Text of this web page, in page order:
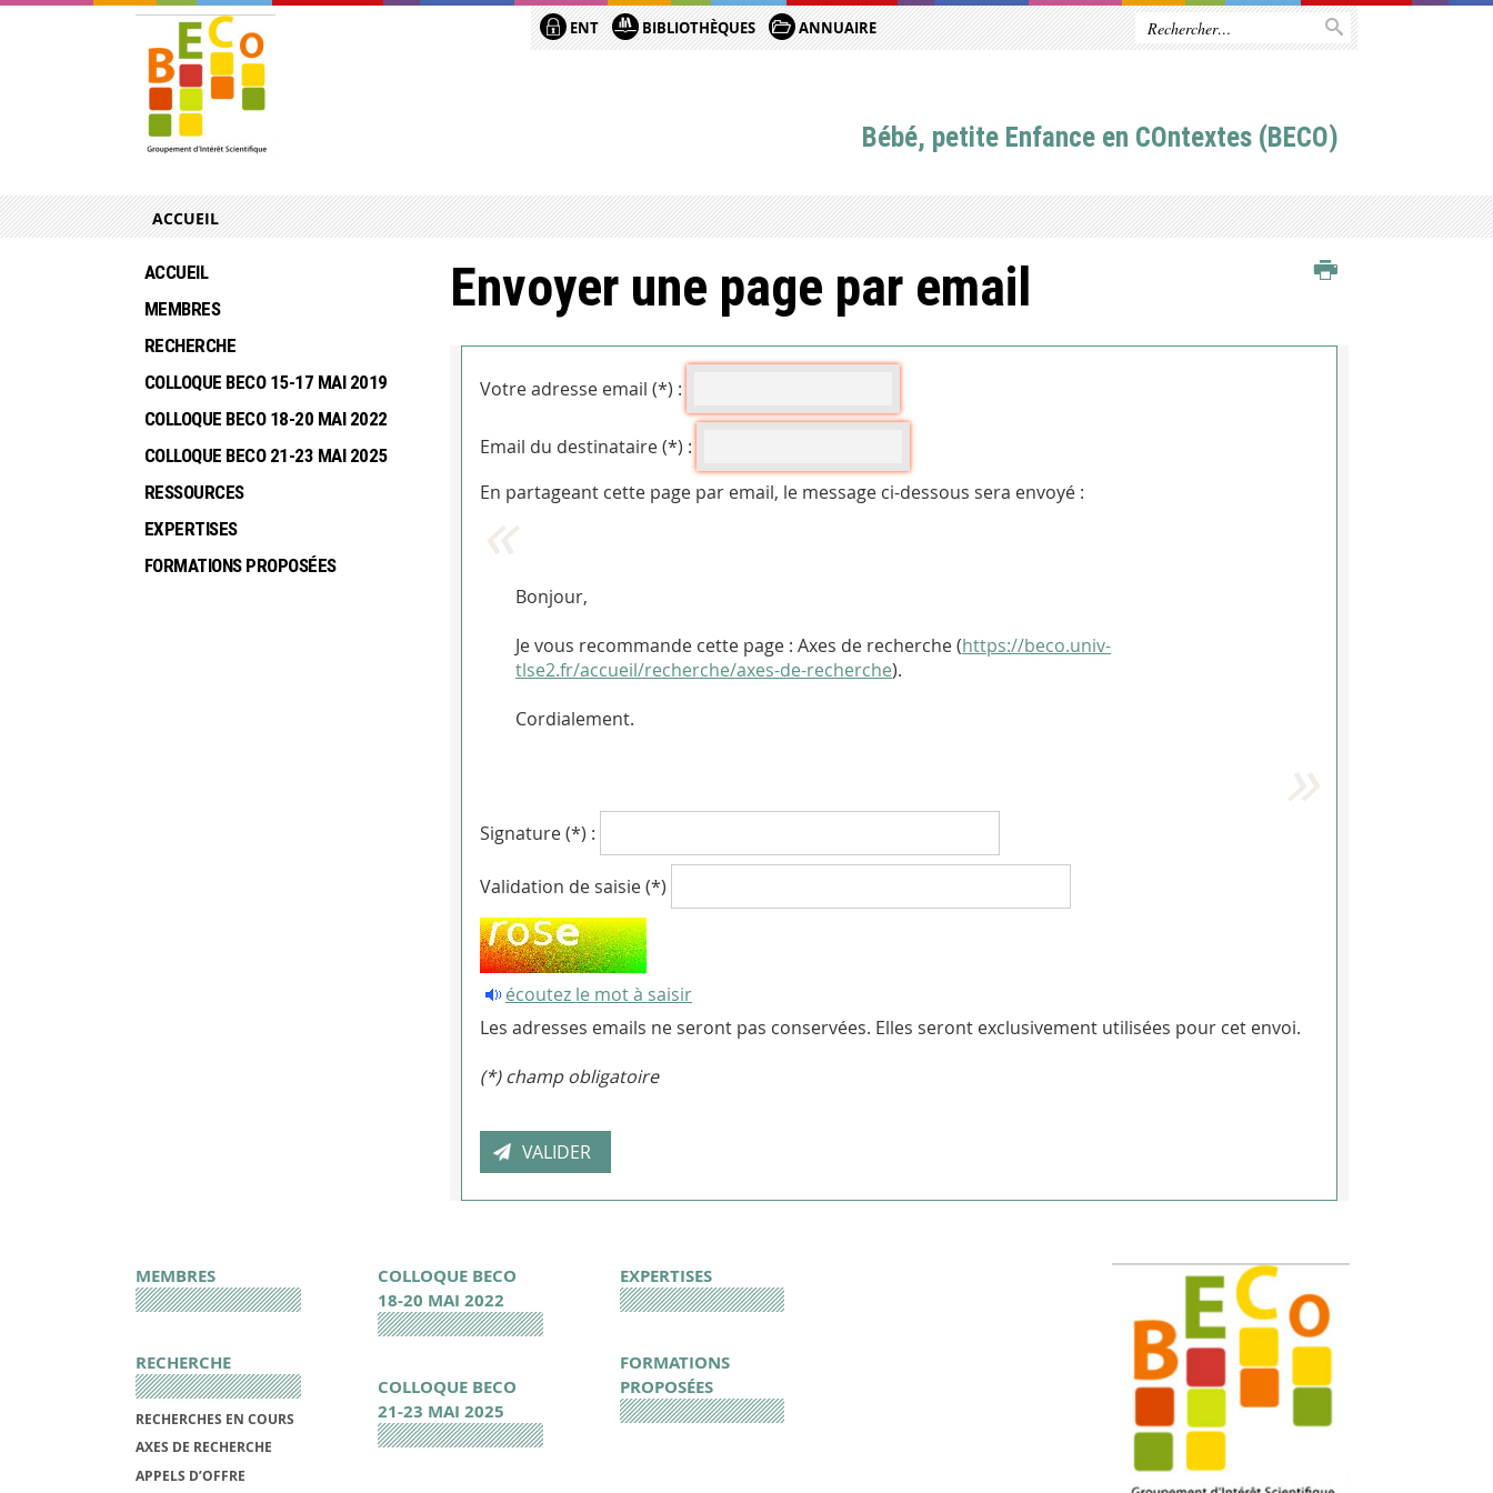
ENT BIBLIOTHÈQUES ANNUAIRE
Bébé, petite Enfance en COntextes (BECO)
ACCUEIL
Envoyer une page par email
Votre adresse email (*) :
Email du destinataire (*) :
En partageant cette page par email, le message ci-dessous sera envoyé :
Bonjour,
Je vous recommande cette page : Axes de recherche (https://beco.univ-
tlse2.fr/accueil/recherche/axes-de-recherche).
Cordialement.
Signature (*) :
Validation de saisie (*)
écoutez le mot à saisir
Les adresses emails ne seront pas conservées. Elles seront exclusivement utilisées pour cet envoi.
(*) champ obligatoire
ACCUEIL
MEMBRES
RECHERCHE
COLLOQUE BECO 15-17 MAI 2019
COLLOQUE BECO 18-20 MAI 2022
COLLOQUE BECO 21-23 MAI 2025
RESSOURCES
EXPERTISES
FORMATIONS PROPOSÉES
MEMBRES
RECHERCHE
RECHERCHES EN COURS
AXES DE RECHERCHE
APPELS D’OFFRE
COLLOQUE BECO
18-20 MAI 2022
COLLOQUE BECO
21-23 MAI 2025
EXPERTISES
FORMATIONS
PROPOSÉES